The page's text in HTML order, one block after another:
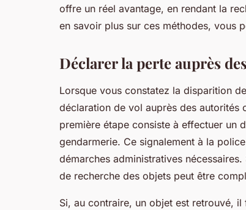
offre un réel avantage, en rendant la
en savoir plus sur ces méthodes, vous
Déclarer la perte auprès
Lorsque vous constatez la disparition
déclaration de vol auprès des autorités
première étape consiste à effectuer un
gendarmerie. Ce signalement à la
démarches administratives
de recherche des objets peut être
Si, au contraire, un objet est retrouvé,